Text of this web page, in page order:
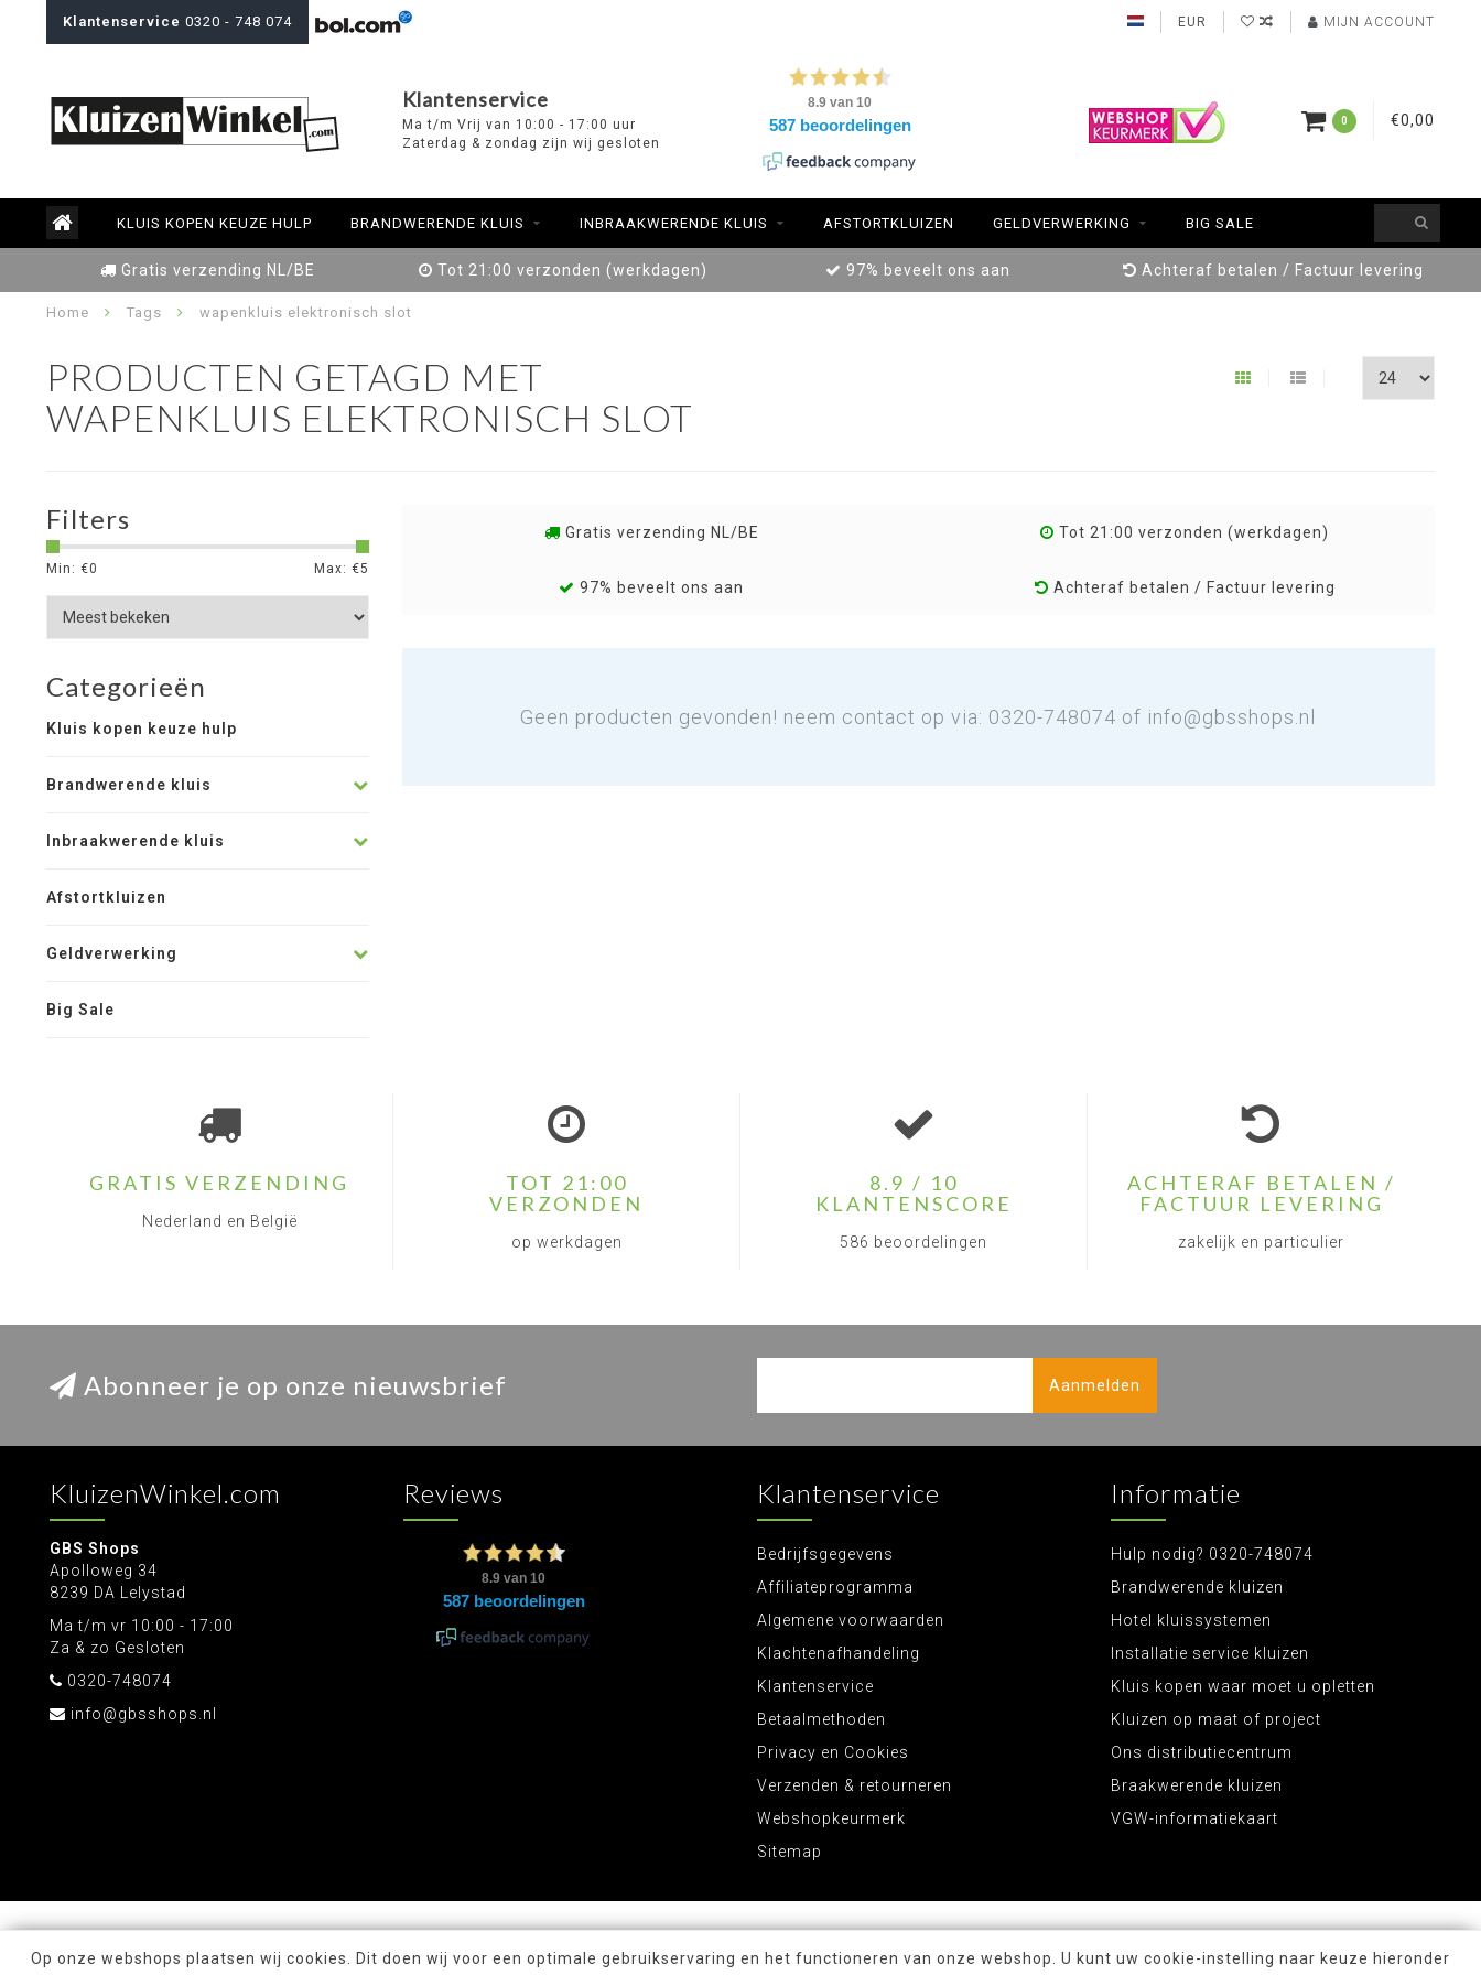
Klantenservice 0320 - 748 074 EUR MIJN ACCOUNT
Klantenservice
Ma t/m Vrij van 10:00 - 17:00 uur
Zaterdag & zondag zijn wij gesloten
0 €0,00
KLUIS KOPEN KEUZE HULP BRANDWERENDE KLUIS INBRAAKWERENDE KLUIS AFSTORTKLUIZEN GELDVERWERKING BIG SALE
Gratis verzending NL/BE Tot 21:00 verzonden (werkdagen) 97% beveelt ons aan Achteraf betalen / Factuur levering
Home Tags wapenkluis elektronisch slot
PRODUCTEN GETAGD MET
WAPENKLUIS ELEKTRONISCH SLOT
Filters
Min: €0 Max: €5
Categorieën
Kluis kopen keuze hulp
Brandwerende kluis
Inbraakwerende kluis
Afstortkluizen
Geldverwerking
Big Sale
Gratis verzending NL/BE Tot 21:00 verzonden (werkdagen)
97% beveelt ons aan Achteraf betalen / Factuur levering
Geen producten gevonden! neem contact op via: 0320-748074 of info@gbsshops.nl
GRATIS VERZENDING
Nederland en België
TOT 21:00
VERZONDEN
op werkdagen
8.9 / 10
KLANTENSCORE
586 beoordelingen
ACHTERAF BETALEN /
FACTUUR LEVERING
zakelijk en particulier
Abonneer je op onze nieuwsbrief Aanmelden
KluizenWinkel.com
GBS Shops
Apolloweg 34
8239 DA Lelystad
Ma t/m vr 10:00 - 17:00
Za & zo Gesloten
0320-748074
info@gbsshops.nl
Reviews Klantenservice
Bedrijfsgegevens
Affiliateprogramma
Algemene voorwaarden
Klachtenafhandeling
Klantenservice
Betaalmethoden
Privacy en Cookies
Verzenden & retourneren
Webshopkeurmerk
Sitemap
Informatie
Hulp nodig? 0320-748074
Brandwerende kluizen
Hotel kluissystemen
Installatie service kluizen
Kluis kopen waar moet u opletten
Kluizen op maat of project
Ons distributiecentrum
Braakwerende kluizen
VGW-informatiekaart
Op onze webshops plaatsen wij cookies. Dit doen wij voor een optimale gebruikservaring en het functioneren van onze webshop. U kunt uw cookie-instelling naar keuze hieronder